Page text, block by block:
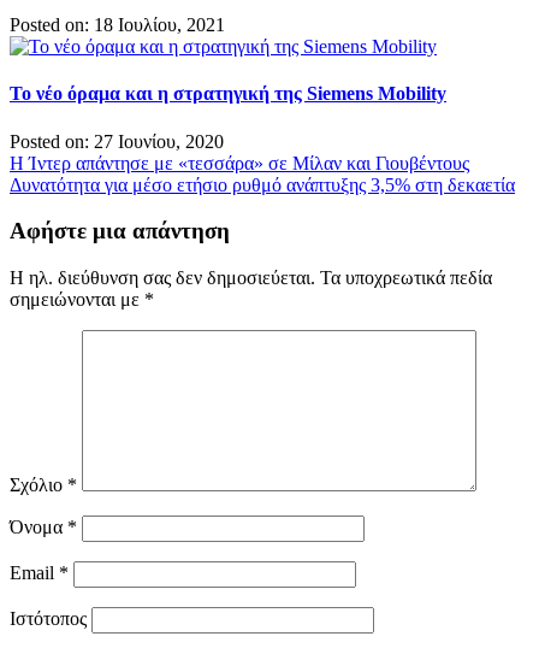
Posted on: 18 Ιουλίου, 2021
Το νέο όραμα και η στρατηγική της Siemens Mobility
Posted on: 27 Ιουνίου, 2020
Πλοήγηση
άρθρων
Η Ίντερ απάντησε με «τεσσάρα» σε Μίλαν και Γιουβέντους
Δυνατότητα για μέσο ετήσιο ρυθμό ανάπτυξης 3,5% στη δεκαετία
Αφήστε μια απάντηση
Η ηλ. διεύθυνση σας δεν δημοσιεύεται. Τα υποχρεωτικά πεδία
σημειώνονται με *
Σχόλιο *
Όνομα *
Email *
Ιστότοπος